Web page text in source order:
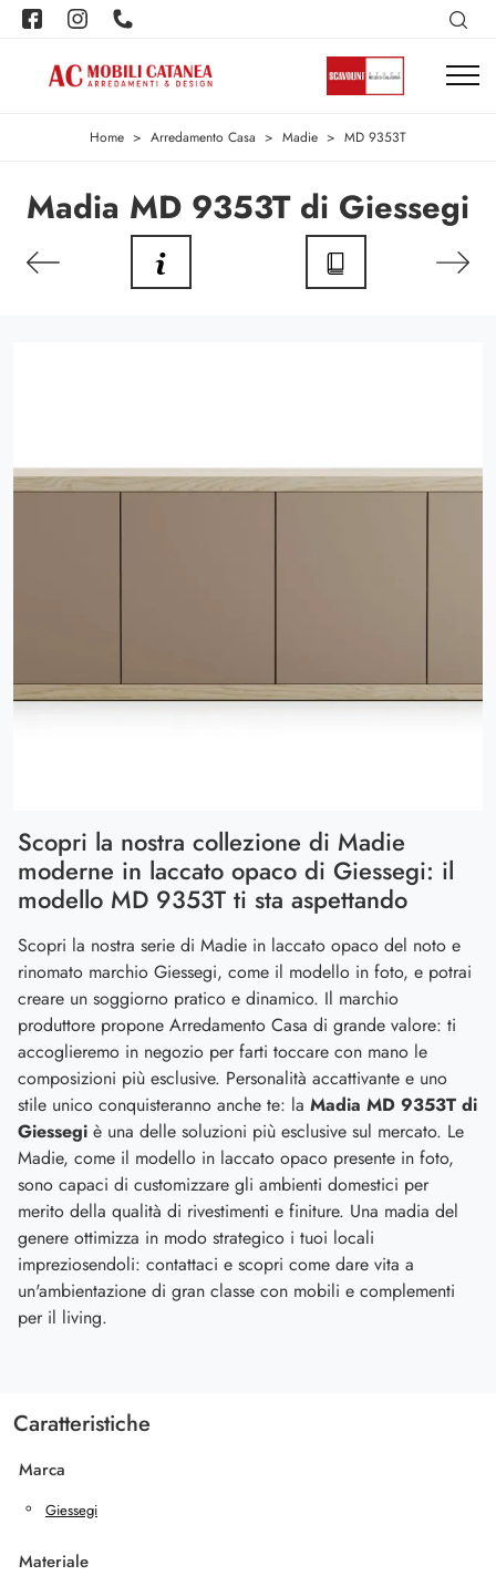
Home > Arredamento Casa > Madie > MD 9353T
Madia MD 9353T di Giessegi
Scopri la nostra collezione di Madie
moderne in laccato opaco di Giessegi: il
modello MD 9353T ti sta aspettando
Scopri la nostra serie di Madie in laccato opaco del noto e
rinomato marchio Giessegi, come il modello in foto, e potrai
creare un soggiorno pratico e dinamico. Il marchio
produttore propone Arredamento Casa di grande valore: ti
accoglieremo in negozio per farti toccare con mano le
composizioni più esclusive. Personalità accattivante e uno
stile unico conquisteranno anche te: la Madia MD 9353T di
Giessegi è una delle soluzioni più esclusive sul mercato. Le
Madie, come il modello in laccato opaco presente in foto,
sono capaci di customizzare gli ambienti domestici per
merito della qualità di rivestimenti e finiture. Una madia del
genere ottimizza in modo strategico i tuoi locali
impreziosendoli: contattaci e scopri come dare vita a
un'ambientazione di gran classe con mobili e complementi
per il living.
Caratteristiche
Marca
Giessegi
Materiale